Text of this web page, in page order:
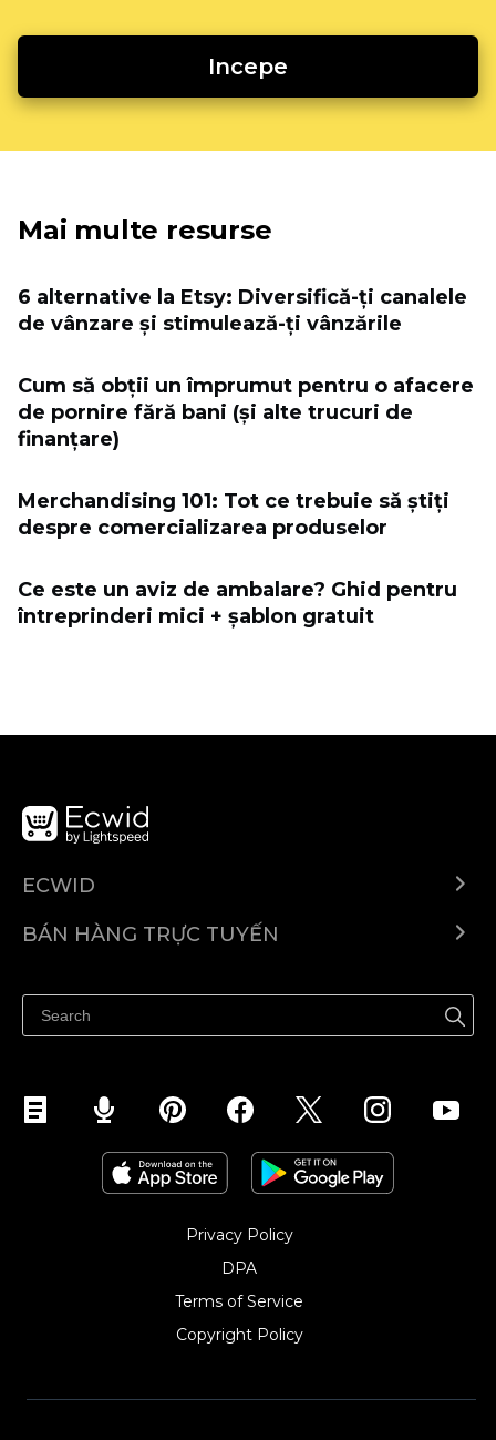
Incepe
Mai multe resurse
6 alternative la Etsy: Diversifică-ți canalele
de vânzare și stimulează-ți vânzările
Cum să obții un împrumut pentru o afacere
de pornire fără bani (și alte trucuri de
finanțare)
Merchandising 101: Tot ce trebuie să știți
despre comercializarea produselor
Ce este un aviz de ambalare? Ghid pentru
întreprinderi mici + șablon gratuit
ECWID
Trung tâm trợ giúp
BÁN HÀNG TRỰC TUYẾN
Quảng bá ở bất cứ đâu
Kiểm soát mọi thứ
Privacy Policy
DPA
Terms of Service
Copyright Policy‎